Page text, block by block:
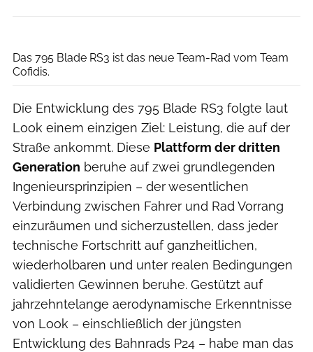
Das 795 Blade RS3 ist das neue Team-Rad vom Team
Cofidis.
Die Entwicklung des 795 Blade RS3 folgte laut
Look einem einzigen Ziel: Leistung, die auf der
Straße ankommt. Diese Plattform der dritten
Generation beruhe auf zwei grundlegenden
Ingenieursprinzipien – der wesentlichen
Verbindung zwischen Fahrer und Rad Vorrang
einzuräumen und sicherzustellen, dass jeder
technische Fortschritt auf ganzheitlichen,
wiederholbaren und unter realen Bedingungen
validierten Gewinnen beruhe. Gestützt auf
jahrzehntelange aerodynamische Erkenntnisse
von Look – einschließlich der jüngsten
Entwicklung des Bahnrads P24 – habe man das